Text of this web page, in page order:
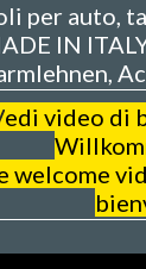
per auto,
IN
edi video di
welcome